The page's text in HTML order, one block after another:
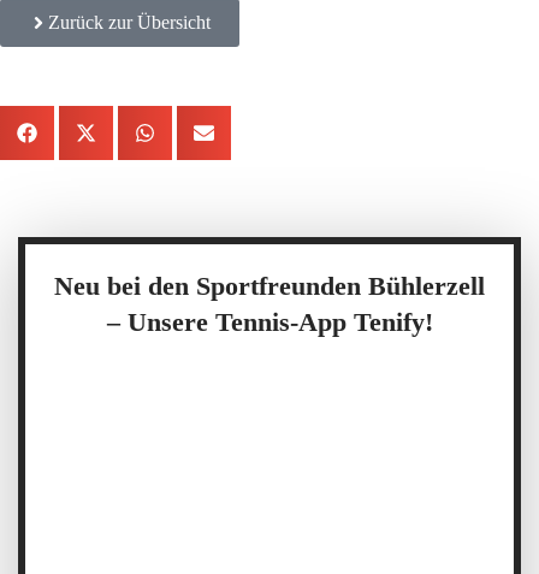
Zurück zur Übersicht
Neu bei den Sportfreunden Bühlerzell
– Unsere Tennis-App Tenify!